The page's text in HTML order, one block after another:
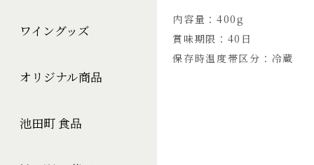
ワイングッズ
オリジナル商品
池田町 食品
内容量：400g
賞味期限：40日
保存時温度帯区分：冷蔵